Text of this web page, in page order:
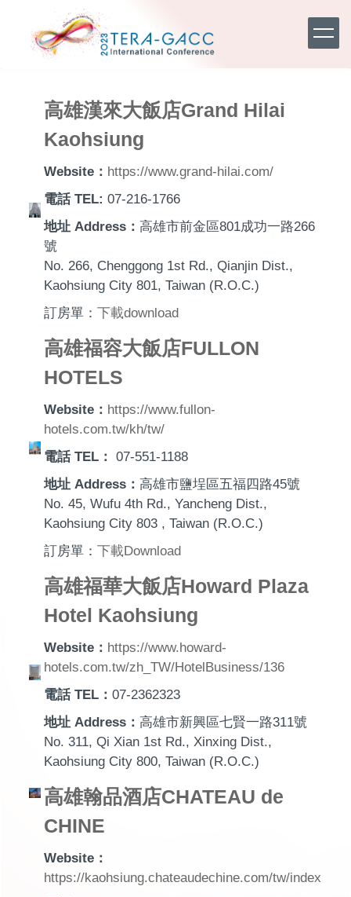
高雄漢來大飯店Grand Hilai
Kaohsiung
Website： https://www.grand-hilai.com/
電話 TEL:07-216-1766
地址 Address： 高雄市前金區801成功一路266
號
No. 266, Chenggong 1st Rd., Qianjin Dist.,
Kaohsiung City 801, Taiwan (R.O.C.)
訂房單：下載download
高雄福容大飯店FULLON
HOTELS
Website： https://www.fullon-
hotels.com.tw/kh/tw/
電話 TEL： 07-551-1188
地址 Address： 高雄市鹽埕區五福四路45號
No. 45, Wufu 4th Rd., Yancheng Dist.,
Kaohsiung City 803 , Taiwan (R.O.C.)
訂房單：下載Download
高雄福華大飯店Howard Plaza
Hotel Kaohsiung
Website： https://www.howard-
hotels.com.tw/zh_TW/HotelBusiness/136
電話 TEL：07-2362323
地址 Address： 高雄市新興區七賢一路311號
No. 311, Qi Xian 1st Rd., Xinxing Dist.,
Kaohsiung City 800, Taiwan (R.O.C.)
高雄翰品酒店CHATEAU de
CHINE
Website：
https://kaohsiung.chateaudechine.com/tw/index